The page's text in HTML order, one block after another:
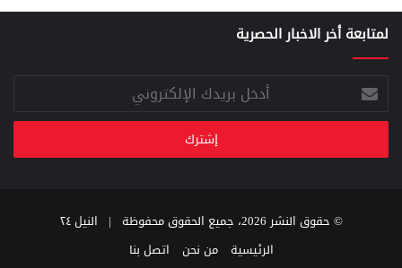
لمتابعة أخر الاخبار الحصرية
أدخل
بريدك
الإلكتروني
© حقوق النشر 2026، جميع الحقوق محفوظة |
النيل ٢٤
الرئيسية
من نحن اتصل بنا